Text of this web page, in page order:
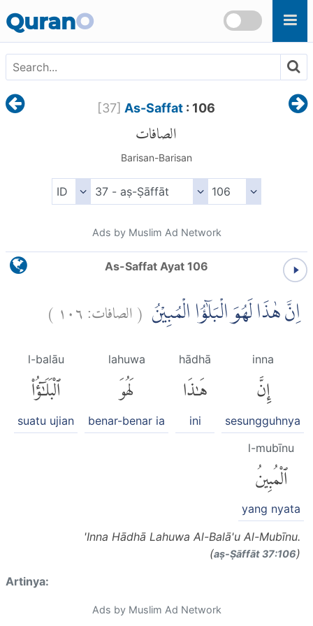
QuranO
[37] As-Saffat : 106
الصافات
Barisan-Barisan
Ads by Muslim Ad Network
As-Saffat Ayat 106
اِنَّ هٰذَا لَهُوَ الْبَلٰۤؤُا الْمُبِيْنُ (الصافات:١٠٦ )
inna
إِنَّ
sesungguhnya
hādhā
هَٰذَا
ini
lahuwa
لَهُوَ
benar-benar ia
l-balāu
ٱلْبَلَٰٓؤُا۟
suatu ujian
l-mubīnu
ٱلْمُبِينُ
yang nyata
'Inna Hādhā Lahuwa Al-Balā'u Al-Mubīnu.
(aṣ-Ṣāffāt 37:106)
Artinya:
Ads by Muslim Ad Network